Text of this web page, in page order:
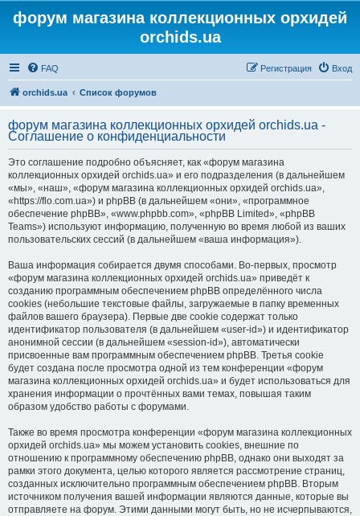
форум магазина коллекционных орхидей
orchids.ua
FAQ Вход
Регистрация
orchids.ua Список форумов
форум магазина коллекционных орхидей orchids.ua -
Соглашение о конфиденциальности
Это соглашение подробно объясняет, как «форум магазина
коллекционных орхидей orchids.ua» и его подразделения (в дальнейшем
«мы», «наш», «форум магазина коллекционных орхидей orchids.ua»,
«https://flo.com.ua») и phpBB (в дальнейшем «они», «программное
обеспечение phpBB», «www.phpbb.com», «phpBB Limited», «phpBB
Teams») используют информацию, полученную во время любой из ваших
пользовательских сессий (в дальнейшем «ваша информация»).
Ваша информация собирается двумя способами. Во-первых, просмотр
«форум магазина коллекционных орхидей orchids.ua» приведёт к
созданию программным обеспечением phpBB определённого числа
cookies (небольшие текстовые файлы, загружаемые в папку временных
файлов вашего браузера). Первые две cookie содержат только
идентификатор пользователя (в дальнейшем «user-id») и идентификатор
анонимной сессии (в дальнейшем «session-id»), автоматически
присвоенные вам программным обеспечением phpBB. Третья cookie
будет создана после просмотра одной из тем конференции «форум
магазина коллекционных орхидей orchids.ua» и будет использоваться для
хранения информации о прочтённых вами темах, повышая таким
образом удобство работы с форумами.
Также во время просмотра конференции «форум магазина коллекционных
орхидей orchids.ua» мы можем установить cookies, внешние по
отношению к программному обеспечению phpBB, однако они выходят за
рамки этого документа, целью которого является рассмотрение страниц,
созданных исключительно программным обеспечением phpBB. Вторым
источником получения вашей информации являются данные, которые вы
отправляете на форум. Этими данными могут быть, но не исчерпываются,